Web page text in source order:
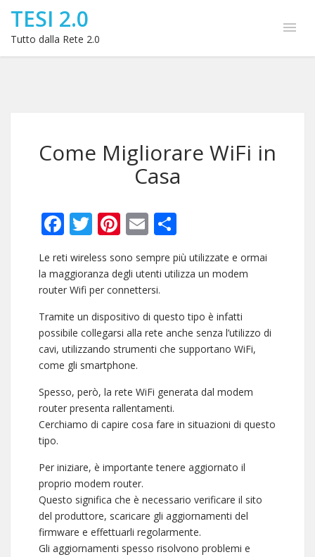
TESI 2.0
Tutto dalla Rete 2.0
Come Migliorare WiFi in
Casa
Facebook
Twitter
Pinterest
Email
Le reti wireless sono sempre più utilizzate e ormai
la maggioranza degli utenti utilizza un modem
router Wifi per connettersi.
Tramite un dispositivo di questo tipo è infatti
possibile collegarsi alla rete anche senza l’utilizzo di
cavi, utilizzando strumenti che supportano WiFi,
come gli smartphone.
Spesso, però, la rete WiFi generata dal modem
router presenta rallentamenti.
Cerchiamo di capire cosa fare in situazioni di questo
tipo.
Per iniziare, è importante tenere aggiornato il
proprio modem router.
Questo significa che è necessario verificare il sito
del produttore, scaricare gli aggiornamenti del
firmware e effettuarli regolarmente.
Gli aggiornamenti spesso risolvono problemi e